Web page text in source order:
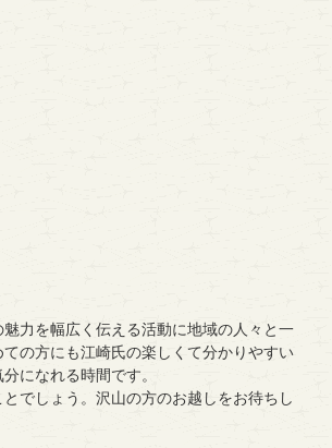
力を幅広く伝える活動に地域の人々と一
の方にも江崎氏の楽しくて分かりやすい
になれる時間です。
でしょう。沢山の方のお越しをお待ちし